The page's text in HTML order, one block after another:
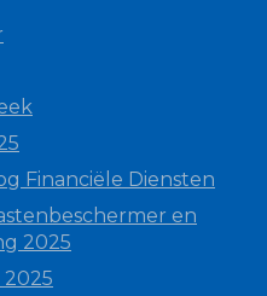
Financiële Diensten
en
2025